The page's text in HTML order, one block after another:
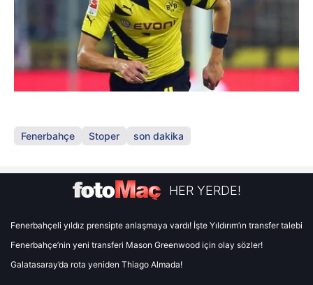
Fenerbahçe Stoper son dakika
HER YERDE!
Fenerbahçeli yıldız prensipte anlaşmaya vardı! İşte Yıldırım’ın transfer talebi
Fenerbahçe’nin yeni transferi Mason Greenwood için olay sözler!
Galatasaray’da rota yeniden Thiago Almada!